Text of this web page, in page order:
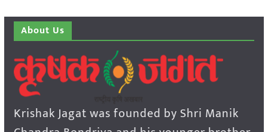
About Us
Krishak Jagat was founded by Shri Manik